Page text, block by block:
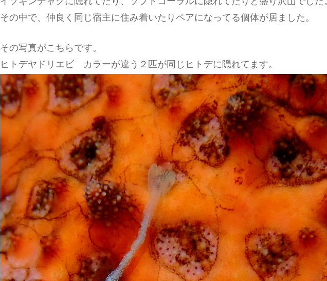
その中で、仲良く同じ宿主に住み着いたりペアになってる個体が居ました。
その写真がこちらです。
ヒトデヤドリエビ カラーが違う２匹が同じヒトデに隠れてます。